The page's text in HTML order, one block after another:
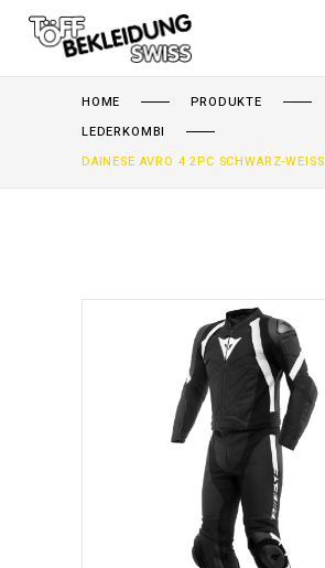
HOME
PRODUKTE
LEDERKOMBI
DAINESE AVRO 4 2PC SCHWARZ-WEISS